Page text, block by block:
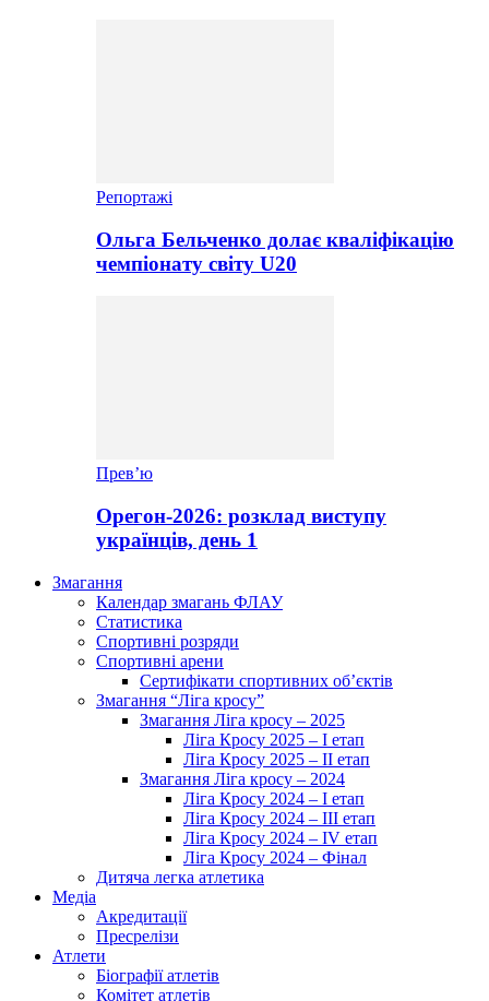
Репортажі
Ольга Бельченко долає кваліфікацію
чемпіонату світу U20
Прев’ю
Орегон-2026: розклад виступу
українців, день 1
Змагання
Календар змагань ФЛАУ
Статистика
Спортивні розряди
Спортивні арени
Сертифікати спортивних об’єктів
Змагання “Ліга кросу”
Змагання Ліга кросу – 2025
Ліга Кросу 2025 – I етап
Ліга Кросу 2025 – II етап
Змагання Ліга кросу – 2024
Ліга Кросу 2024 – I етап
Ліга Кросу 2024 – III етап
Ліга Кросу 2024 – IV етап
Ліга Кросу 2024 – Фінал
Дитяча легка атлетика
Медіа
Акредитації
Пресрелізи
Атлети
Біографії атлетів
Комітет атлетів